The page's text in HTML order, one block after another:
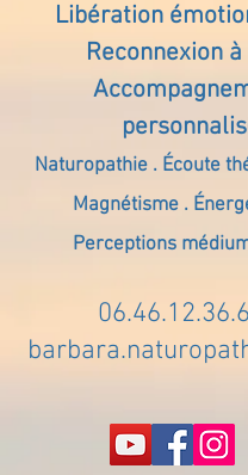
Libération
Reconnexion
Naturopathie . Écoute
Magnétisme .
Perceptions